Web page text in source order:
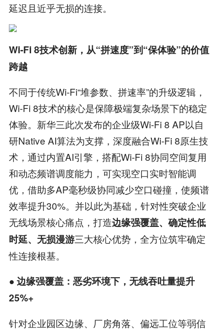
延迟且近乎无损的连接。
Wi-Fi 8技术创新， 从“拼速度”到“保体验”的价值
跨越
不同于传统Wi-Fi“堆参数、拼速率”的升级逻辑，
Wi-Fi 8技术的核心是保障极端复杂场景下的稳定
体验。新华三此次发布的企业级Wi-Fi 8 AP以自
研Native AI算法为支撑，深度融合Wi-Fi 8原生技
术，通过内置AI引擎，搭配Wi-Fi 8协同空间复用
和动态频谱调度能力，可实现空口实时智能调
优，借助多AP毫秒级协同减少空口碰撞，使频谱
效率提升30%。并以此为基础，针对性突破企业
无线场景核心痛点，打造边缘强覆盖、确定性低
时延、无损漫游三大核心优势，全方位筑牢确定
性连接根基。
● 边缘强覆盖：恶劣环境下，无线吞吐量提升
25%+
针对企业园区边缘、厂房角落、偏远工位等弱信